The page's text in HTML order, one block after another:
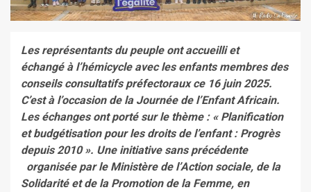
Les représentants du peuple ont accueilli et
échangé à l’hémicycle avec les enfants membres des
conseils consultatifs préfectoraux ce 16 juin 2025.
C’est à l’occasion de la Journée de l’Enfant Africain.
Les échanges ont porté sur le thème : « Planification
et budgétisation pour les droits de l’enfant : Progrès
depuis 2010 ». Une initiative sans précédente
organisée par le Ministère de l’Action sociale, de la
Solidarité et de la Promotion de la Femme, en